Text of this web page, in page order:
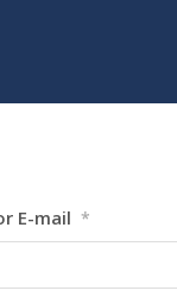
E-mail *